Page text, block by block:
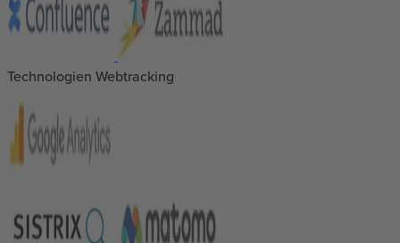
Technologien Webtracking